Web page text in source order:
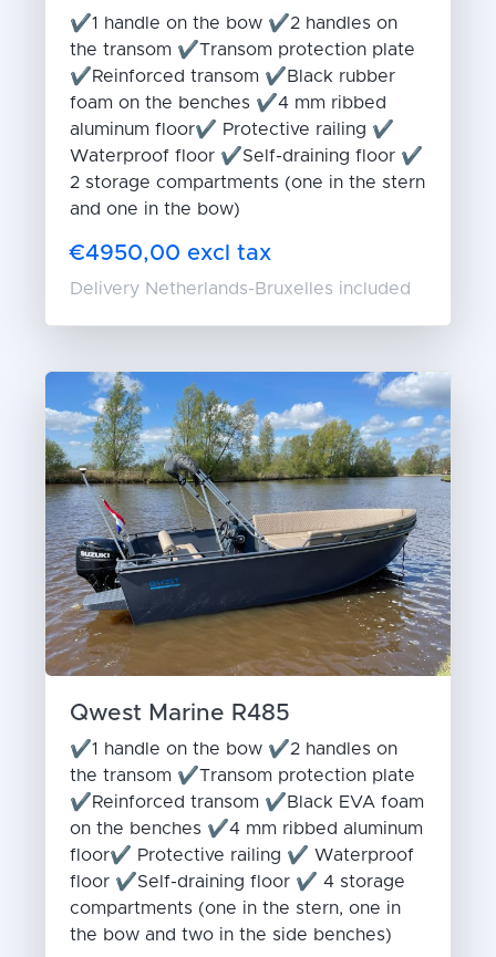
✔1 handle on the bow ✔2 handles on
the transom ✔Transom protection plate
✔Reinforced transom ✔Black rubber
foam on the benches ✔4 mm ribbed
aluminum floor✔ Protective railing ✔
Waterproof floor ✔Self-draining floor ✔
2 storage compartments (one in the stern
and one in the bow)
€4950,00 excl tax
Delivery Netherlands-Bruxelles included
Qwest Marine R485
✔1 handle on the bow ✔2 handles on
the transom ✔Transom protection plate
✔Reinforced transom ✔Black EVA foam
on the benches ✔4 mm ribbed aluminum
floor✔ Protective railing ✔ Waterproof
floor ✔Self-draining floor ✔ 4 storage
compartments (one in the stern, one in
the bow and two in the side benches)